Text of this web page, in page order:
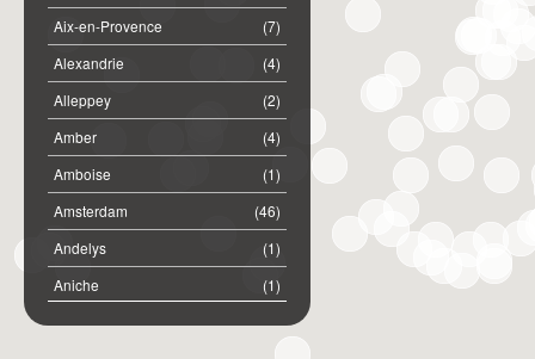
(7)
Aix-en-Provence
(4)
Alexandrie
(2)
Alleppey
(4)
Amber
(1)
Amboise
(46)
Amsterdam
(1)
Andelys
(1)
Aniche
(2)
Annemasse